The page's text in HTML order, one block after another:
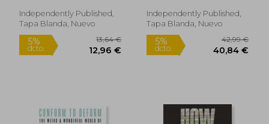
Inglés)
Independently Published,
Tapa Blanda, Nuevo
Independently Published,
Tapa Blanda, Nuevo